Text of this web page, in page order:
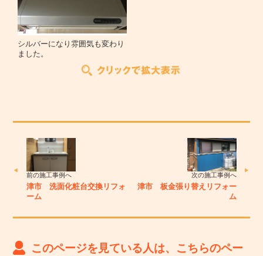
シルバーになり雰囲気も変わり
ました。
前の施工事例へ
津市 洗面化粧台交換リフォ
ーム
次の施工事例へ
津市 板金張り替えリフォー
ム
このページを見ている人は、こちらのペー